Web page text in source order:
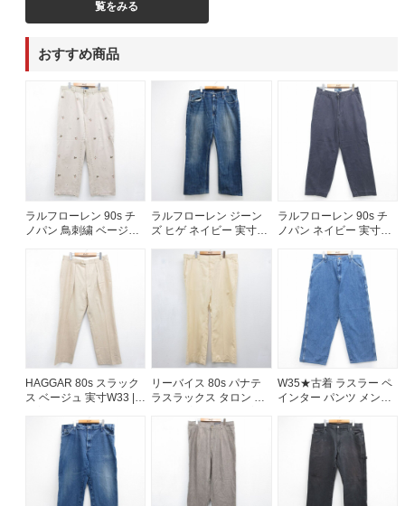
すべての年代を見る
週刊ラッシュアウト新聞
古着コラム
メディア・イベント情報
Youtube 古着屋Rush Out チャンネル
スタッフコーディネート
ご利用案内
お客様の声
レビュー1万件突破
お気に入りリスト
覧をみる
おすすめ商品
ラルフローレン 90s チ
ノパン 鳥刺繍 ベージュ
ラルフローレン ジーン
ズ ヒゲ ネイビー 実寸
ラルフローレン 90s チ
ノパン ネイビー 実寸
HAGGAR 80s スラック
ス ベージュ 実寸W33 |
リーバイス 80s パナテ
ラスラックス タロン ベ
W35★古着 ラスラー ペ
インター パンツ メンズ
ム 26aug07